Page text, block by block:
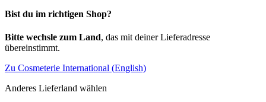
Bist du im richtigen Shop?
Bitte wechsle zum Land, das mit deiner Lieferadresse
übereinstimmt.
Zu Cosmeterie International (English)
Anderes Lieferland wählen